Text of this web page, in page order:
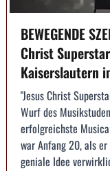
BEWEGENDE
Christ
Kaiserslautern
"Jesus Christ
Wurf des
erfolgreichste
war Anfang 20, als
geniale Idee